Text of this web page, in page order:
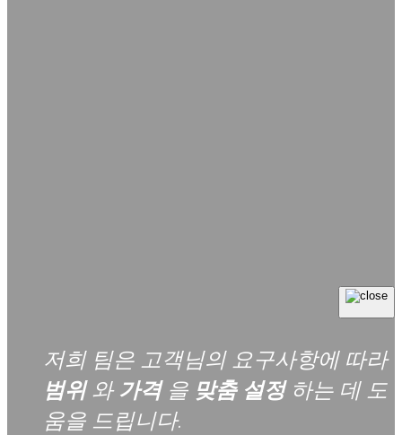
저희 팀은 고객님의 요구사항에 따라
범위와가격을 맞춤 설정하는 데 도
움을 드립니다.